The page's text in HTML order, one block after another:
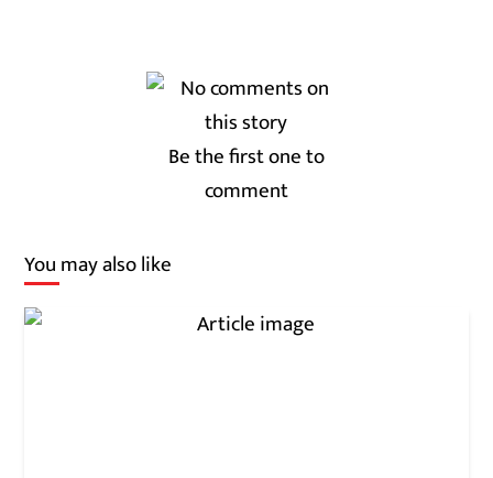
Be the first one to
comment
You may also like